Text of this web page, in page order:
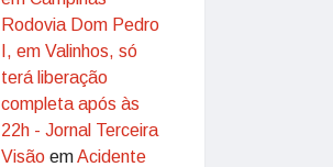
Rodovia Dom Pedro
I, em Valinhos, só
terá liberação
completa após às
22h - Jornal Terceira
Visão emAcidente